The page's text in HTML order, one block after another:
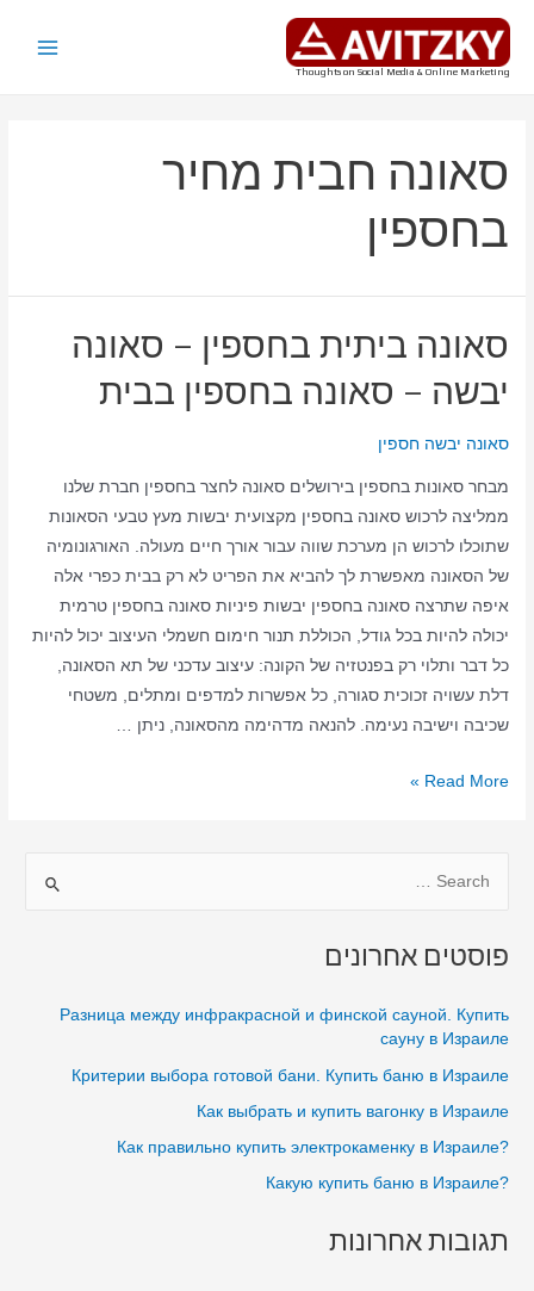
דילוג
לתוכן
Thoughts on Social Media & Online Marketing
סאונה חבית מחיר
בחספין
סאונה ביתית בחספין – סאונה
יבשה – סאונה בחספין בבית
סאונה יבשה חספין
מבחר סאונות בחספין בירושלים סאונה לחצר בחספין חברת שלנו
ממליצה לרכוש סאונה בחספין מקצועית יבשות מעץ טבעי הסאונות
שתוכלו לרכוש הן מערכת שווה עבור אורך חיים מעולה. האורגונומיה
של הסאונה מאפשרת לך להביא את הפריט לא רק בבית כפרי אלה
איפה שתרצה סאונה בחספין יבשות פיניות סאונה בחספין טרמית
יכולה להיות בכל גודל, הכוללת תנור חימום חשמלי העיצוב יכול להיות
כל דבר ותלוי רק בפנטזיה של הקונה: עיצוב עדכני של תא הסאונה,
דלת עשויה זכוכית סגורה, כל אפשרות למדפים ומתלים, משטחי
שכיבה וישיבה נעימה. להנאה מדהימה מהסאונה, ניתן …
סאונה
–
בחספין
בבית
Read More »
r
:
פוסטים אחרונים
Разница между инфракрасной и финской сауной. Купить
сауну в Израиле
Критерии выбора готовой бани. Купить баню в Израиле
Как выбрать и купить вагонку в Израиле
?Как правильно купить электрокаменку в Израиле
?Какую купить баню в Израиле
תגובות אחרונות